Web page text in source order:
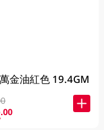
金油紅色 19.4GM
.00